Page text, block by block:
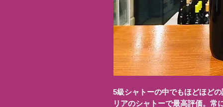
5級シャトーの中でもほどほど
リアのシャトーで最高評価。常